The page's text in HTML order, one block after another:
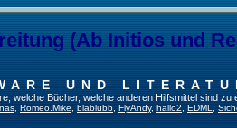
(Ab Initios und
UND
welche Bücher, welche anderen Hilfsmittel sind zu
Romeo.Mike blablubb FlyAndy, hallo2 EDML